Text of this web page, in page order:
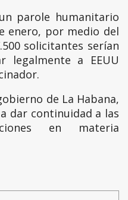
parole humanitario
enero, por medio del
solicitantes serían
legalmente a EEUU
de La Habana,
dar continuidad a las
en materia